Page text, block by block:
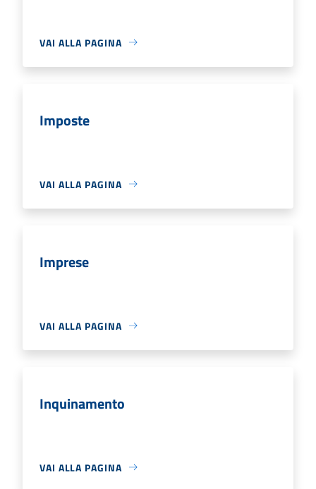
VAI ALLA PAGINA
Imposte
VAI ALLA PAGINA
Imprese
VAI ALLA PAGINA
Inquinamento
VAI ALLA PAGINA